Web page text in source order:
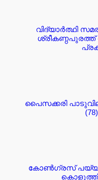
വിദ്യാർത്ഥി
പൈസക്കരി
കോൺഗ്രസ്
കൊളുത്തി